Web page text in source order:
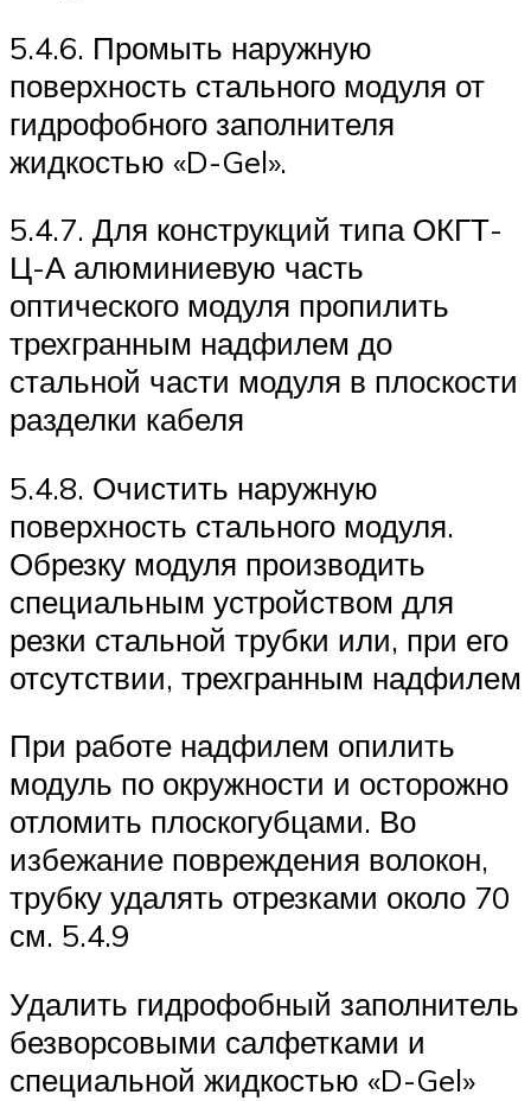
5.4.6. Промыть наружную
поверхность стального модуля от
гидрофобного заполнителя
жидкостью «D-Gel».
5.4.7. Для конструкций типа ОКГТ-
Ц-А алюминиевую часть
оптического модуля пропилить
трехгранным надфилем до
стальной части модуля в плоскости
разделки кабеля
5.4.8. Очистить наружную
поверхность стального модуля.
Обрезку модуля производить
специальным устройством для
резки стальной трубки или, при его
отсутствии, трехгранным надфилем
При работе надфилем опилить
модуль по окружности и осторожно
отломить плоскогубцами. Во
избежание повреждения волокон,
трубку удалять отрезками около 70
см. 5.4.9
Удалить гидрофобный заполнитель
безворсовыми салфетками и
специальной жидкостью «D-Gel»